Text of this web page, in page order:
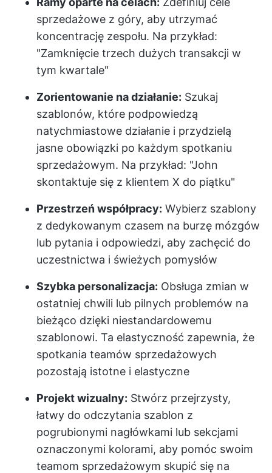
sprzedażowe z góry, aby utrzymać
koncentrację zespołu. Na przykład:
"Zamknięcie trzech dużych transakcji w
tym kwartale"
Zorientowanie na działanie: Szukaj
szablonów, które podpowiedzą
natychmiastowe działanie i przydzielą
jasne obowiązki po każdym spotkaniu
sprzedażowym. Na przykład: "John
skontaktuje się z klientem X do piątku"
Przestrzeń współpracy: Wybierz szablony
z dedykowanym czasem na burzę mózgów
lub pytania i odpowiedzi, aby zachęcić do
uczestnictwa i świeżych pomysłów
Szybka personalizacja: Obsługa zmian w
ostatniej chwili lub pilnych problemów na
bieżąco dzięki niestandardowemu
szablonowi. Ta elastyczność zapewnia, że
spotkania teamów sprzedażowych
pozostają istotne i elastyczne
Projekt wizualny: Stwórz przejrzysty,
łatwy do odczytania szablon z
pogrubionymi nagłówkami lub sekcjami
oznaczonymi kolorami, aby pomóc swoim
teamom sprzedażowym skupić się na